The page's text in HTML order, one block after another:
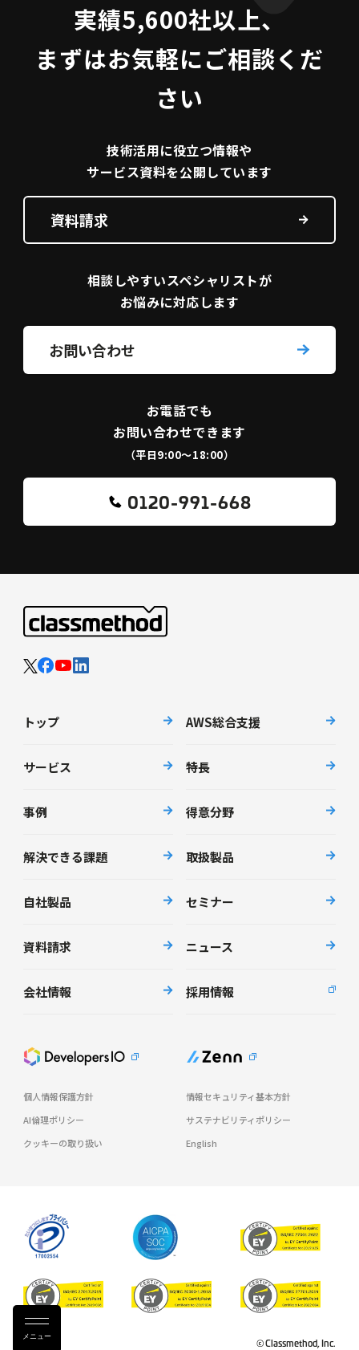
メニュー
実績5,600社以上、
まずはお気軽にご相談くだ
さい
技術活用に役立つ情報や
サービス資料を公開しています
資料請求
相談しやすいスペシャリストが
お悩みに対応します
お問い合わせ
お電話でも
お問い合わせできます
（平日9:00〜18:00）
0120-991-668
トップ AWS総合支援
サービス 特長
事例 得意分野
解決できる課題 取扱製品
自社製品 セミナー
資料請求 ニュース
会社情報 採用情報
個人情報保護方針
情報セキュリティ基本方針
AI倫理ポリシー
サステナビリティポリシー
クッキーの取り扱い
English
© Classmethod, Inc.